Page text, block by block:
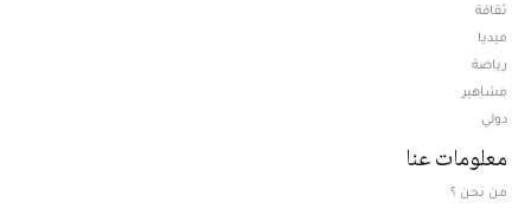
ثقافة
ميديا
رياضة
مشاهير
دولي
معلومات عنا
من نحن ؟